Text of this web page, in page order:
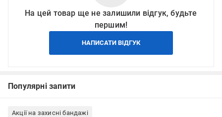
На цей товар ще не залишили відгук, будьте
першим!
НАПИСАТИ ВІДГУК
Популярні запити
Акції на захисні бандажі